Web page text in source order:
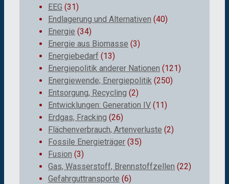
EEG (31)
Endlagerung und Alternativen (40)
Energie (34)
Energie aus Biomasse (3)
Energiebedarf (13)
Energiepolitik anderer Nationen (121)
Energiewende; Energiepolitik (250)
Entsorgung, Recycling (2)
Entwicklungen: Generation IV (11)
Erdgas, Fracking (26)
Flächenverbrauch, Artenverluste (2)
Fossile Energieträger (35)
Fusion (3)
Gas, Wasserstoff, Brennstoffzellen (22)
Gefahrguttransporte (6)